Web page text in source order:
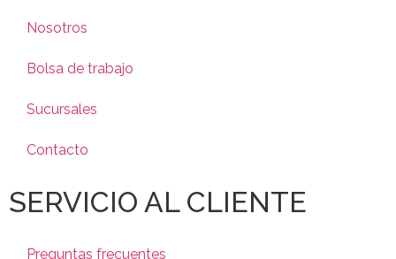
Nosotros
Bolsa de trabajo
Sucursales
Contacto
SERVICIO AL CLIENTE
Preguntas frecuentes